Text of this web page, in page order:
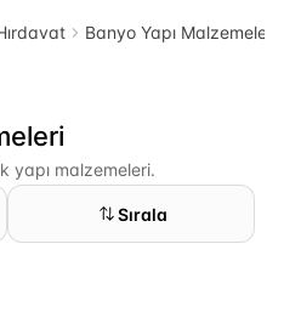
Banyo Yapı Malzemeleri
yapı malzemeleri.
Sırala